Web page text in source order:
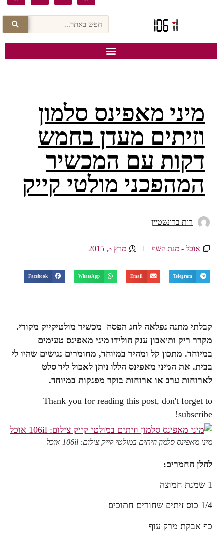
מיני מאפינס סלמון
וזיתים מעדן בחמש
דקות עם המכשיר
המהפכני מולטי קייק
רות ברונשטיין
אוכל - מנת השף מרץ 3, 2015
Telegram
Email
WhatsApp
Facebook
קבלתי מתנה נפלאה לחג הפסח מכשיר מולטיקייק מקורי.
מקרר ריק ותיאבון ענק הולידו מיני מאפינס טעימים
במיוחד. מתכון קל ומהיר במיוחד, מחומרים נגישים שהיו לי
בבית. את המיני מאפינס הללו ניתן לאכול ליד סלט
לארוחות ערב או ארוחות בוקר מפנקות במיוחד.
Thank you for reading this post, don't forget to
subscribe!
מיני מאפינס סלמון וזיתים במולטי קייק צילום: 106il אוכל
להלן החמרים:
1 שמנת חמוצה
1/4 כוס זיתים שחורים חתוכים
כף אבקת מרק עוף